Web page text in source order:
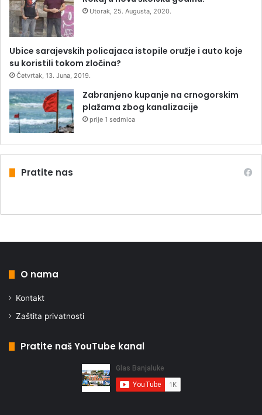
Utorak, 25. Augusta, 2020.
Ubice sarajevskih policajaca istopile oružje i auto koje
su koristili tokom zločina?
Četvrtak, 13. Juna, 2019.
Zabranjeno kupanje na crnogorskim
plažama zbog kanalizacije
prije 1 sedmica
Pratite nas
O nama
Kontakt
Zaštita privatnosti
Pratite naš YouTube kanal